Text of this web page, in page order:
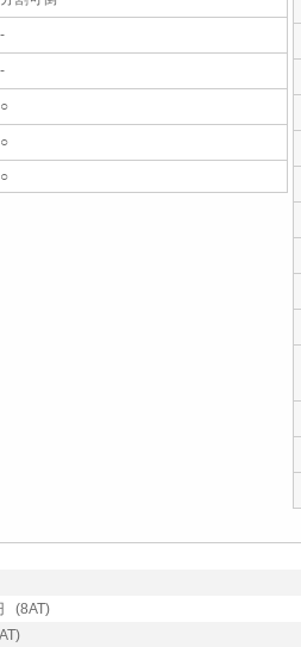
-
-
○
○
○
(8AT)